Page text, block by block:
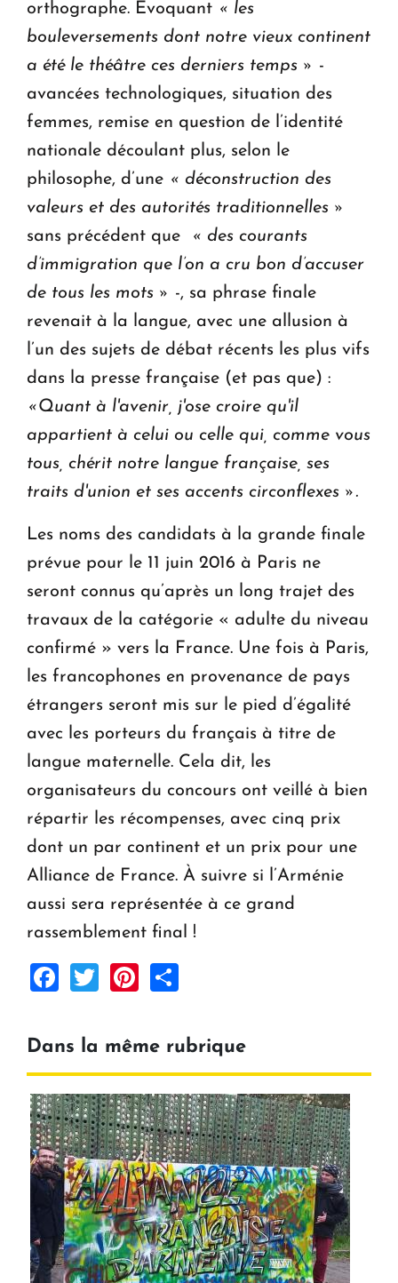
orthographe. Évoquant « les
bouleversements dont notre vieux continent
a été le théâtre ces derniers temps » -
avancées technologiques, situation des
femmes, remise en question de l’identité
nationale découlant plus, selon le
philosophe, d’une « déconstruction des
valeurs et des autorités traditionnelles »
sans précédent que
« des courants
d’immigration que l’on a cru bon d’accuser
de tous les mots » -, sa phrase finale
revenait à la langue, avec une allusion à
l’un des sujets de débat récents les plus vifs
dans la presse française (et pas que) :
«Quant à l'avenir, j'ose croire qu'il
appartient à celui ou celle qui, comme vous
tous, chérit notre langue française, ses
traits d'union et ses accents circonflexes ».
Les noms des candidats à la grande finale
prévue pour le 11 juin 2016 à Paris ne
seront connus qu’après un long trajet des
travaux de la catégorie « adulte du niveau
confirmé » vers la France. Une fois à Paris,
les francophones en provenance de pays
étrangers seront mis sur le pied d’égalité
avec les porteurs du français à titre de
langue maternelle. Cela dit, les
organisateurs du concours ont veillé à bien
répartir les récompenses, avec cinq prix
dont un par continent et un prix pour une
Alliance de France. À suivre si l’Arménie
aussi sera représentée à ce grand
rassemblement final !
Facebook
TwitterPinterest
Dans la même rubrique